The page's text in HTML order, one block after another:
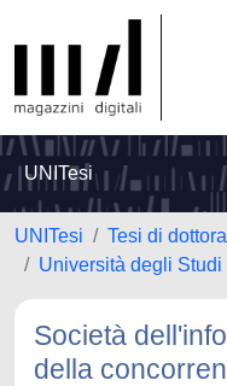
UNITesi
UNITesi
Tesi di
Università degli Studi
Società
della